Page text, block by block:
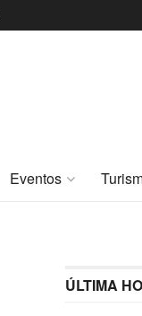
Eventos
ÚLTIMA